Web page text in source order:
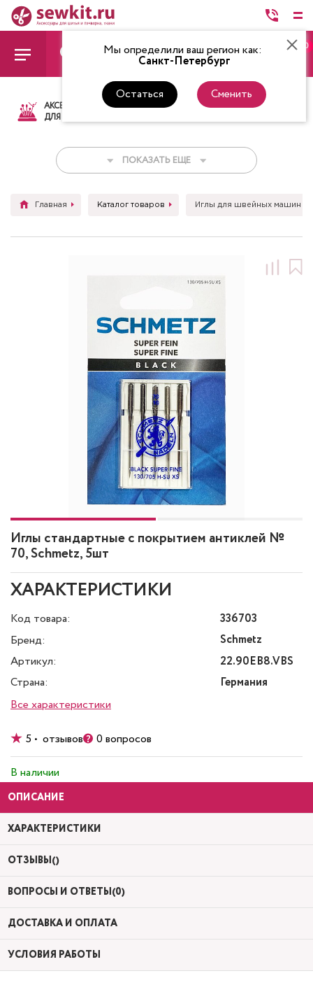
Мы определили ваш регион как:
Санкт-Петербург
Остаться Сменить
0
АКСЕССУАРЫ
ДЛЯ ШИТЬЯ
ТКАНИ НИТКИ
ПОКАЗАТЬ ЕЩЕ
Главная Каталог товаров Иглы для швейных машин
Иглы стандартные с покрытием антиклей №
70, Schmetz, 5шт
ХАРАКТЕРИСТИКИ
Код товара:
336703
Бренд:
Schmetz
Артикул:
22.90EB8.VBS
Страна:
Германия
Все характеристики
5 • отзывов 0 вопросов
В наличии
ОПИСАНИЕ
ХАРАКТЕРИСТИКИ
ОТЗЫВЫ()
ВОПРОСЫ И ОТВЕТЫ(0)
ДОСТАВКА И ОПЛАТА
УСЛОВИЯ РАБОТЫ